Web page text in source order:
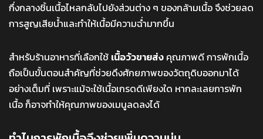
กึ่งกลางชิ้นเนื้อไหลกลับไปยังส่วนต่าง ๆ ของกล้ามเนื้อ จึงช่วยลด
การสูญเสียน้ำและทำให้เนื้อมีความฉ่ำมากขึ้น
สำหรับร้านอาหารที่เลือกใช้ เนื้อวัวขายส่ง คุณภาพดี การพักเนื้อ
ถือเป็นขั้นตอนสำคัญที่ช่วยดึงศักยภาพของวัตถุดิบออกมาได้
อย่างเต็มที่ เพราะแม้จะใช้เนื้อเกรดดีเพียงใด หากละเลยการพัก
เนื้อ ก็อาจทำให้คุณภาพของเมนูลดลงได้